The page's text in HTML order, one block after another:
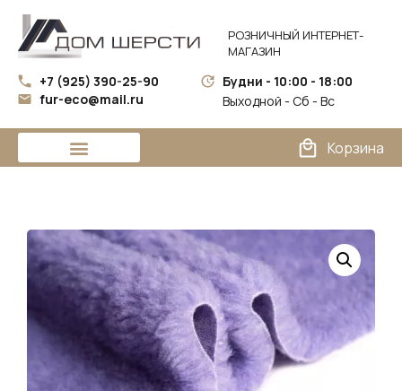
РОЗНИЧНЫЙ ИНТЕРНЕТ-
МАГАЗИН
+7 (925) 390-25-90
fur-eco@mail.ru
Будни - 10:00 - 18:00
Выходной - Сб - Вс
Корзина